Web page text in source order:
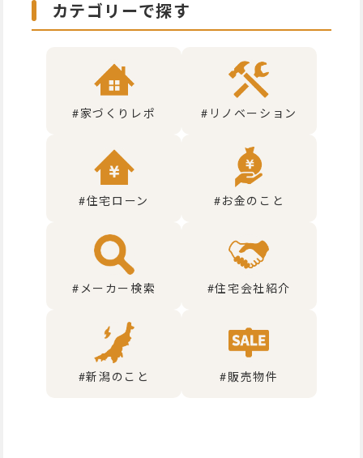
カテゴリーで探す
#家づくりレポ #リノベーション
#住宅ローン #お金のこと
#メーカー検索 #住宅会社紹介
#新潟のこと #販売物件